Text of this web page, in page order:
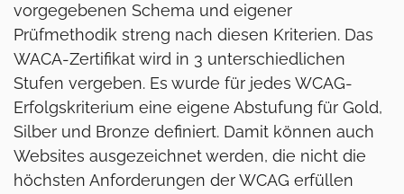
vorgegebenen Schema und eigener
Prüfmethodik streng nach diesen Kriterien. Das
WACA-Zertifikat wird in 3 unterschiedlichen
Stufen vergeben. Es wurde für jedes WCAG-
Erfolgskriterium eine eigene Abstufung für Gold,
Silber und Bronze definiert. Damit können auch
Websites ausgezeichnet werden, die nicht die
höchsten Anforderungen der WCAG erfüllen